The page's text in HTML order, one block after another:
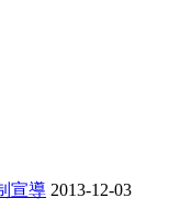
宣導 2013-12-03